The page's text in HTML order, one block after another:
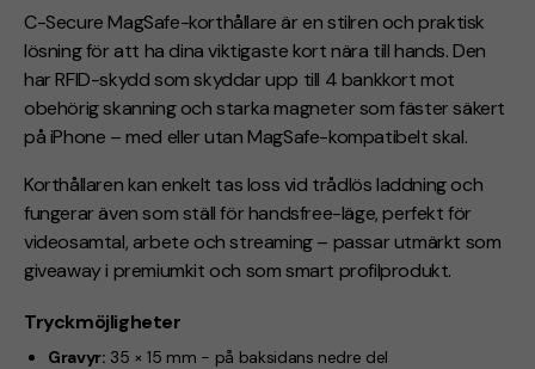
C-Secure MagSafe-korthållare är en stilren och praktisk
lösning för att ha dina viktigaste kort nära till hands. Den
harRFID-skyddsom skyddar upp till 4 bankkortmot
obehörig skanning ochstarka magnetersom fäster säkert
på iPhone – med eller utan MagSafe-kompatibelt skal.
Korthållaren kan enkelt tas loss vid trådlös laddning och
fungerar även somställför handsfree-läge, perfekt för
videosamtal, arbete och streaming – passar utmärkt som
giveawayi premiumkit och som smart profilprodukt.
Tryckmöjligheter
Gravyr: 35 × 15 mm - på baksidans nedre del